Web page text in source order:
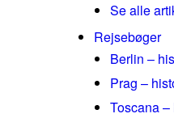
Se alle
Rejsebøger
Berlin –
Prag –
Toscana